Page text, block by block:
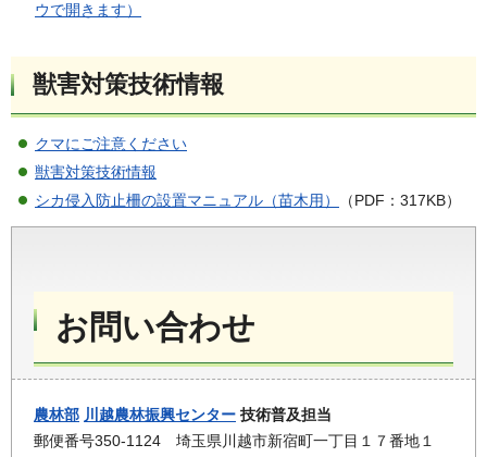
ウで開きます）
獣害対策技術情報
クマにご注意ください
獣害対策技術情報
シカ侵入防止柵の設置マニュアル（苗木用）
（PDF：317KB）
お問い合わせ
農林部 川越農林振興センター 技術普及担当
郵便番号350-1124 埼玉県川越市新宿町一丁目１７番地１